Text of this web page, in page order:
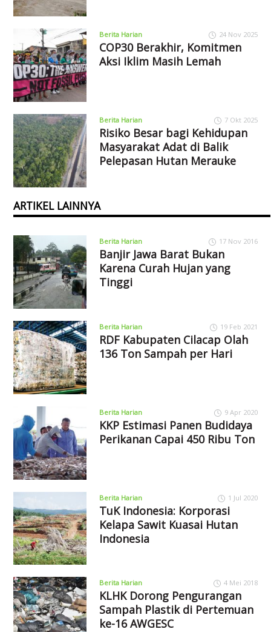
Berita Harian 24 Nov 2025
COP30 Berakhir, Komitmen
Aksi Iklim Masih Lemah
Berita Harian 7 Okt 2025
Risiko Besar bagi Kehidupan
Masyarakat Adat di Balik
Pelepasan Hutan Merauke
ARTIKEL LAINNYA
Berita Harian 17 Nov 2016
Banjir Jawa Barat Bukan
Karena Curah Hujan yang
Tinggi
Berita Harian 19 Feb 2021
RDF Kabupaten Cilacap Olah
136 Ton Sampah per Hari
Berita Harian 9 Apr 2020
KKP Estimasi Panen Budidaya
Perikanan Capai 450 Ribu Ton
Berita Harian 1 Jul 2020
TuK Indonesia: Korporasi
Kelapa Sawit Kuasai Hutan
Indonesia
Berita Harian 4 Mei 2018
KLHK Dorong Pengurangan
Sampah Plastik di Pertemuan
ke-16 AWGESC